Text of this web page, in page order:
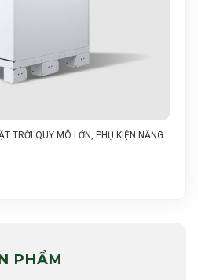
TRỜI QUY MÔ LỚN PHỤ KIỆN NĂNG
PHẨM